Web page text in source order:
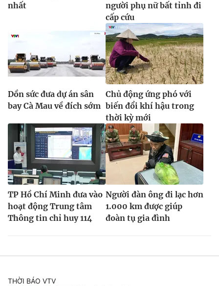
nhất
người phụ nữ bất tỉnh đi
cấp cứu
Dồn sức đưa dự án sân
bay Cà Mau về đích sớm
Chủ động ứng phó với
biến đổi khí hậu trong
thời kỳ mới
TP Hồ Chí Minh đưa vào
hoạt động Trung tâm
Thông tin chỉ huy 114
Người đàn ông đi lạc hơn
1.000 km được giúp
đoàn tụ gia đình
THỜI BÁO VTV